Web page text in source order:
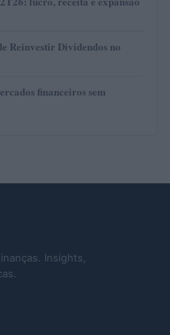
Reinvestir Dividendos no
financeiros sem
Insights,